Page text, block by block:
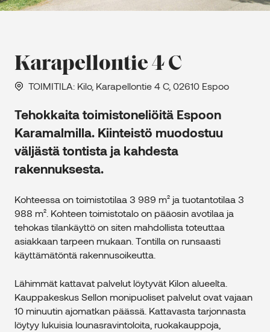
Karapellontie 4 C
TOIMITILA: Kilo, Karapellontie 4 C, 02610 Espoo
Tehokkaita toimistoneliöitä Espoon
Karamalmilla. Kiinteistö muodostuu
väljästä tontista ja kahdesta
rakennuksesta.
Kohteessa on toimistotilaa 3 989 m² ja tuotantotilaa 3
988 m². Kohteen toimistotalo on pääosin avotilaa ja
tehokas tilankäyttö on siten mahdollista toteuttaa
asiakkaan tarpeen mukaan. Tontilla on runsaasti
käyttämätöntä rakennusoikeutta.
Lähimmät kattavat palvelut löytyvät Kilon alueelta.
Kauppakeskus Sellon monipuoliset palvelut ovat vajaan
10 minuutin ajomatkan päässä. Kattavasta tarjonnasta
löytyy lukuisia lounasravintoloita, ruokakauppoja,